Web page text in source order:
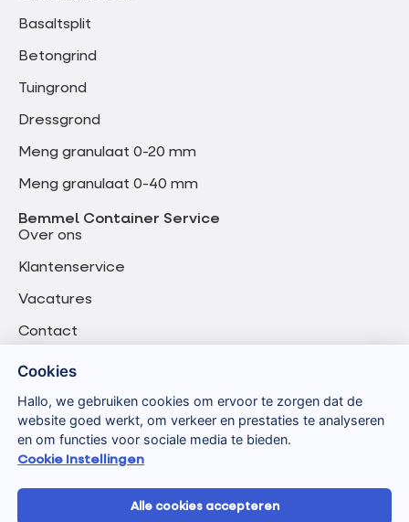
Basaltsplit
Betongrind
Tuingrond
Dressgrond
Meng granulaat 0-20 mm
Meng granulaat 0-40 mm
Bemmel Container Service
Over ons
Klantenservice
Vacatures
Contact
Cookies
Hallo, we gebruiken cookies om ervoor te zorgen dat de
website goed werkt, om verkeer en prestaties te analyseren
en om functies voor sociale media te bieden.
Cookie Instellingen
Alle cookies accepteren